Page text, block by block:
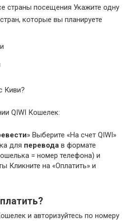
страны посещения Укажите одну
которые вы планируете
Киви?
QIWI Кошелек:
» Выберите «На счет QIWI»
для перевода в формате
= номер телефона) и
Кликните на «Оплатить» и
и авторизуйтесь по номеру